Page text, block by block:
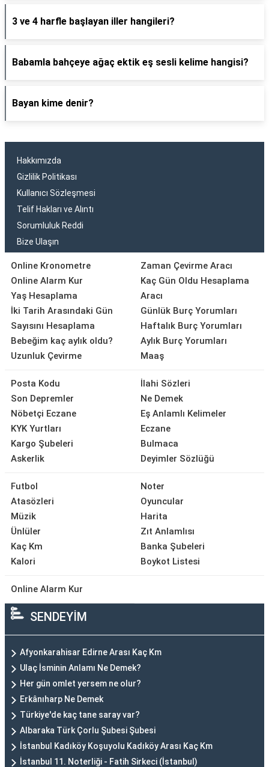
3 ve 4 harfle başlayan iller hangileri?
Babamla bahçeye ağaç ektik eş sesli kelime hangisi?
Bayan kime denir?
Hakkımızda
Gizlilik Politikası
Kullanıcı Sözleşmesi
Telif Hakları ve Alıntı
Sorumluluk Reddi
Bize Ulaşın
Online Kronometre
Online Alarm Kur
Yaş Hesaplama
İki Tarih Arasındaki Gün
Sayısını Hesaplama
Bebeğim kaç aylık oldu?
Uzunluk Çevirme
Zaman Çevirme Aracı
Kaç Gün Oldu Hesaplama
Aracı
Günlük Burç Yorumları
Haftalık Burç Yorumları
Aylık Burç Yorumları
Maaş
Posta Kodu
Son Depremler
Nöbetçi Eczane
KYK Yurtları
Kargo Şubeleri
Askerlik
İlahi Sözleri
Ne Demek
Eş Anlamlı Kelimeler
Eczane
Bulmaca
Deyimler Sözlüğü
Futbol
Atasözleri
Müzik
Ünlüler
Kaç Km
Kalori
Noter
Oyuncular
Harita
Zıt Anlamlısı
Banka Şubeleri
Boykot Listesi
Online Alarm Kur
SENDEYİM
Afyonkarahisar Edirne Arası Kaç Km
Ulaç İsminin Anlamı Ne Demek?
Her gün omlet yersem ne olur?
Erkânıharp Ne Demek
Türkiye'de kaç tane saray var?
Albaraka Türk Çorlu Şubesi Şubesi
İstanbul Kadıköy Koşuyolu Kadıköy Arası Kaç Km
İstanbul 11. Noterliği - Fatih Sirkeci (İstanbul)